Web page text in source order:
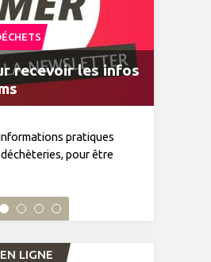
recevoir les infos
pratiques
pour être
vos infos déchets
à découvrir
du 15 juin au 19
LIGNE